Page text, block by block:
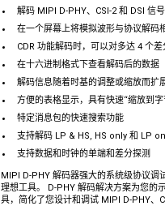
解码 MIPI D-PHY、CSI-2 和 DSI 信号
在一个屏幕上将模拟波形与协议解码
CDR 功能解码时，可以对多达 4 个
在十六进制格式下查看解码后的数据
解码信息随着时基的调整或缩放而扩
方便的表格显示，具有快速“缩放到字
特定消息包的快速搜索功能
支持解码 LP & HS, HS only 和 LP
支持数据和时钟的单端和差分探测
MIPI D-PHY 解码器强大的系统级协议调
理想工具。 D-PHY 解码解决方案为您的
具，简化了您设计和调试 MIPI D-PHY、